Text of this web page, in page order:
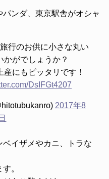
ンダ、東京駅舎がオシャ
行のお供に小さな丸い
かがでしょうか？
にもピッタリです！
DsIFGt4207
2017年8
イザメやカニ、トラな
。